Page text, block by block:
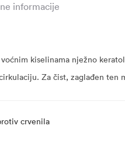
informacije
kiselinama nježno
Za čist, zaglađen ten
crvenila